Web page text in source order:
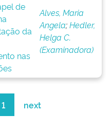
de
da
nas
Alves, Maria
Angela;Hedler,
Helga C.
(Examinadora)
1 next